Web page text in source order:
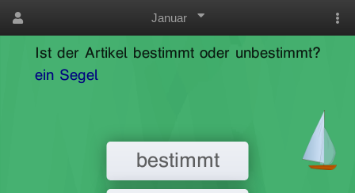
Januar
Ist der Artikel bestimmt oder unbestimmt?
ein Segel
bestimmt